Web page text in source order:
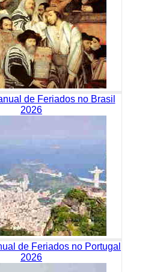
de Feriados no Brasil
2026
de Feriados no Portugal
2026